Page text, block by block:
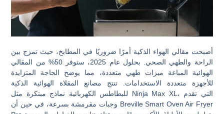
أصبحت مقالي الهواء الذكية أمرًا ضروريًا في المطابخ، حيث تمزج بين
الراحة والطهي الصحي. بحلول عام 2025، ستوفر 50% من المقالي
الهوائية المباعة ميزات طهي متعددة، مما يوضح الحاجة المتزايدة
للأجهزة متعددة الاستخدامات. تنتج مصانع المقلاة الهوائية الذكية
للبطاطس الكهربائية نماذج مبتكرة مثل Ninja Max XL، التي تقدم
وجبات مقرمشة بسرعة، في حين أن Breville Smart Oven Air Fryer